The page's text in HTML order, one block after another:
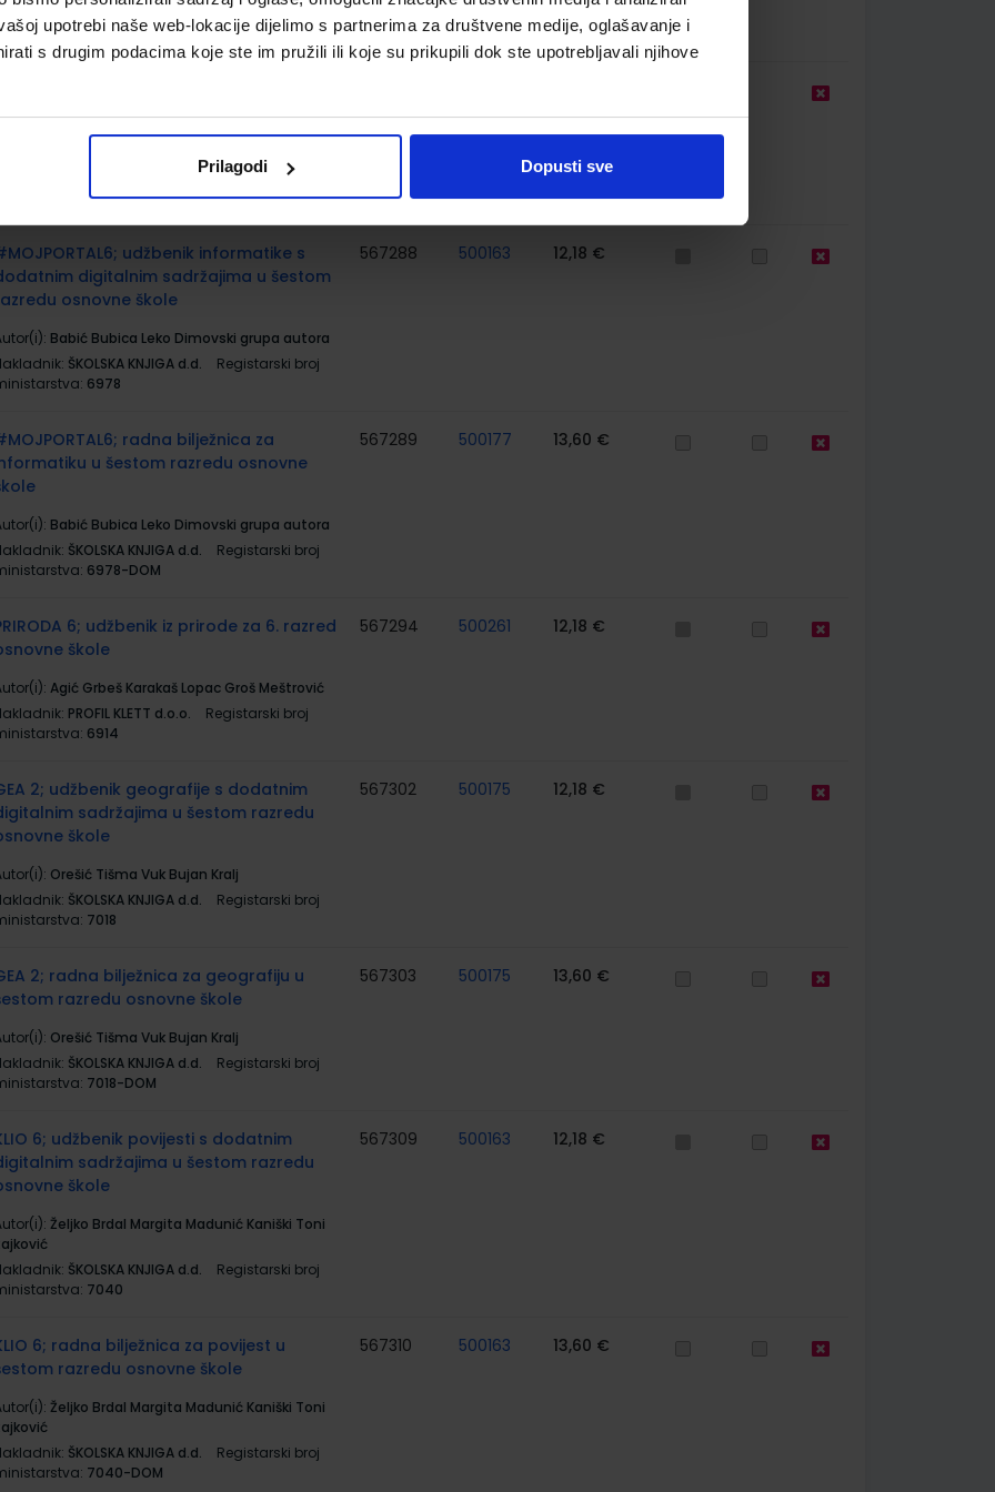
upotrebi naše web-lokacije dijelimo s partnerima za društvene medije, oglašavanje i
s drugim podacima koje ste im pružili ili koje su prikupili dok ste upotrebljavali njihove
Prilagodi Dopusti sve
Registarski broj ministarstva:
za šest razred osnovne škole
Registarski broj ministarstva:
udžbenik informatike s
digitalnim sadržajima u šestom
osnovne škole
Babić Bubica Leko Dimovski grupa autora
ŠKOLSKA KNJIGA d.d.
Registarski broj
6978
567288 500163 12,18 €
radna bilježnica za
u šestom razredu osnovne
Babić Bubica Leko Dimovski grupa autora
ŠKOLSKA KNJIGA d.d.
Registarski broj
6978-DOM
567289 500177 13,60 €
6; udžbenik iz prirode za 6. razred
škole
Agić Grbeš Karakaš Lopac Groš Meštrović
PROFIL KLETT d.o.o.
Registarski broj
6914
567294 500261 12,18 €
2; udžbenik geografije s dodatnim
sadržajima u šestom razredu
škole
Orešić Tišma Vuk Bujan Kralj
ŠKOLSKA KNJIGA d.d.
Registarski broj
7018
567302 500175 12,18 €
2; radna bilježnica za geografiju u
razredu osnovne škole
Orešić Tišma Vuk Bujan Kralj
ŠKOLSKA KNJIGA d.d.
Registarski broj
7018-DOM
567303 500175 13,60 €
6; udžbenik povijesti s dodatnim
sadržajima u šestom razredu
škole
Željko Brdal Margita Madunić Kaniški Toni
ŠKOLSKA KNJIGA d.d.
Registarski broj
7040
567309 500163 12,18 €
6; radna bilježnica za povijest u
razredu osnovne škole
Željko Brdal Margita Madunić Kaniški Toni
ŠKOLSKA KNJIGA d.d.
Registarski broj
7040-DOM
567310 500163 13,60 €